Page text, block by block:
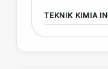
TEKNIK KIMIA